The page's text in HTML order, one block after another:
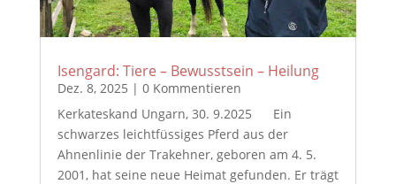
Isengard: Tiere – Bewusstsein – Heilung
Dez. 8, 2025 | 0 Kommentieren
Kerkateskand Ungarn, 30. 9.2025 Ein
schwarzes leichtfüssiges Pferd aus der
Ahnenlinie der Trakehner, geboren am 4. 5.
2001, hat seine neue Heimat gefunden. Er trägt